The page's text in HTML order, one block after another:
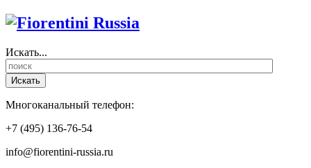
Искать...
Искать
Многоканальный телефон:
+7 (495) 136-76-54
info@fiorentini-russia.ru